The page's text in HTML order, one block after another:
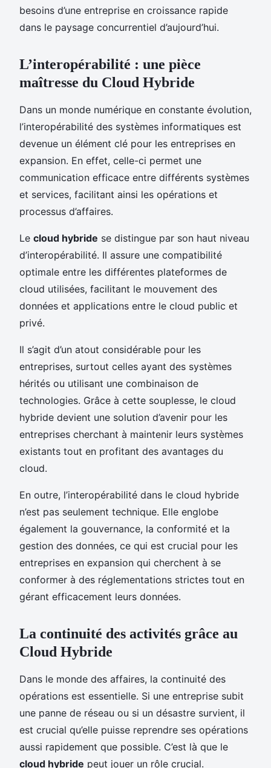
besoins d’une entreprise en croissance rapide
dans le paysage concurrentiel d’aujourd’hui.
L’interopérabilité : une pièce
maîtresse du Cloud Hybride
Dans un monde numérique en constante évolution,
l’interopérabilité des systèmes informatiques est
devenue un élément clé pour les entreprises en
expansion. En effet, celle-ci permet une
communication efficace entre différents systèmes
et services, facilitant ainsi les opérations et
processus d’affaires.
Le cloud hybride se distingue par son haut niveau
d’interopérabilité. Il assure une compatibilité
optimale entre les différentes plateformes de
cloud utilisées, facilitant le mouvement des
données et applications entre le cloud public et
privé.
Il s’agit d’un atout considérable pour les
entreprises, surtout celles ayant des systèmes
hérités ou utilisant une combinaison de
technologies. Grâce à cette souplesse, le cloud
hybride devient une solution d’avenir pour les
entreprises cherchant à maintenir leurs systèmes
existants tout en profitant des avantages du
cloud.
En outre, l’interopérabilité dans le cloud hybride
n’est pas seulement technique. Elle englobe
également la gouvernance, la conformité et la
gestion des données, ce qui est crucial pour les
entreprises en expansion qui cherchent à se
conformer à des réglementations strictes tout en
gérant efficacement leurs données.
La continuité des activités grâce au
Cloud Hybride
Dans le monde des affaires, la continuité des
opérations est essentielle. Si une entreprise subit
une panne de réseau ou si un désastre survient, il
est crucial qu’elle puisse reprendre ses opérations
aussi rapidement que possible. C’est là que le
cloud hybride peut jouer un rôle crucial.